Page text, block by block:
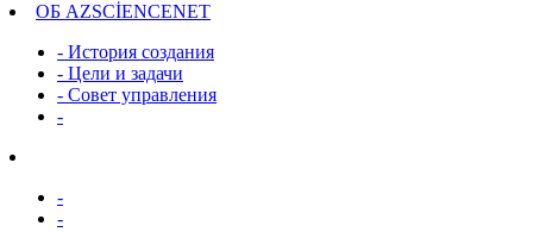
ОБ AZSCİENCENET
- История создания
- Цели и задачи
- Совет управления
-
-
-